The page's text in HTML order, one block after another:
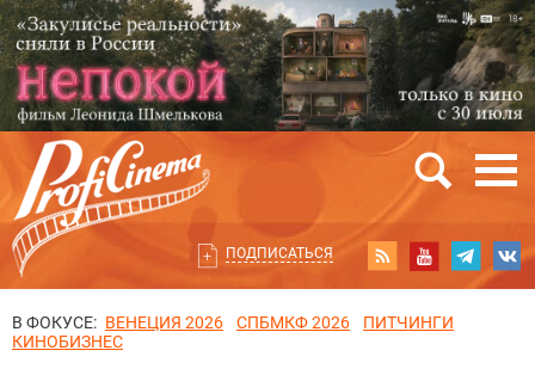
ПОДПИСАТЬСЯ
В ФОКУСЕ: ВЕНЕЦИЯ 2026 СПБМКФ 2026
ПИТЧИНГИ
КИНОБИЗНЕС